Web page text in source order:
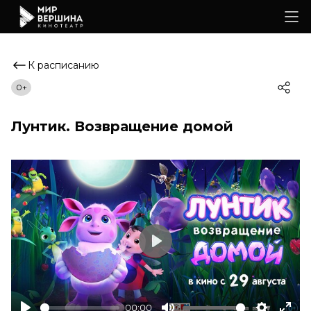
К расписанию
Лунтик. Возвращение домой
0+
00:00
Play